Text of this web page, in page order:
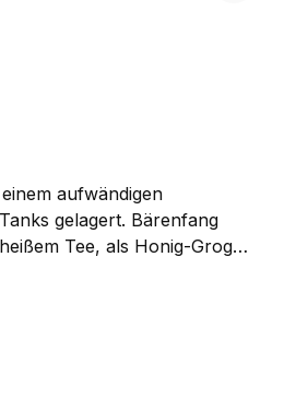
aufwändigen
gelagert. Bärenfang
Tee, als Honig-Grog